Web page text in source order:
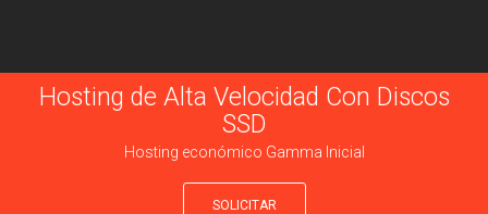
Hosting de Alta Velocidad Con Discos
SSD
Hosting económico Gamma Inicial
SOLICITAR